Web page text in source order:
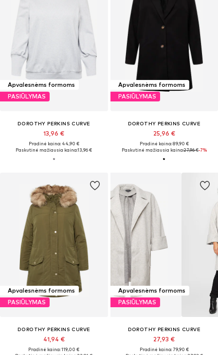
Apvalesnėms formoms
PASIŪLYMAS
DOROTHY PERKINS CURVE
13,96 €
Pradinė kaina: 44,90 €
Paskutinė mažiausia kaina:13,96 €
Apvalesnėms formoms
PASIŪLYMAS
DOROTHY PERKINS CURVE
25,96 €
Pradinė kaina: 89,90 €
Paskutinė mažiausia kaina:27,96 €-7%
Apvalesnėms formoms
PASIŪLYMAS
DOROTHY PERKINS CURVE
41,94 €
Pradinė kaina: 119,00 €
Apvalesnėms formoms
PASIŪLYMAS
DOROTHY PERKINS CURVE
27,93 €
Pradinė kaina: 79,90 €